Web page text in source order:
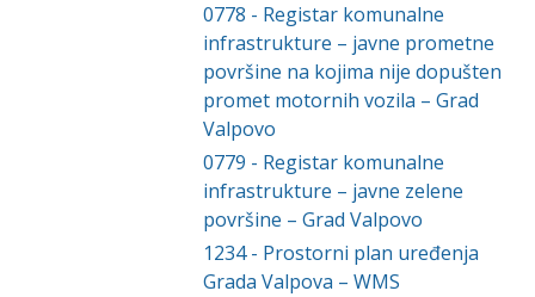
0778 - Registar komunalne
infrastrukture – javne prometne
površine na kojima nije dopušten
promet motornih vozila – Grad
Valpovo
0779 - Registar komunalne
infrastrukture – javne zelene
površine – Grad Valpovo
1234- Prostorni plan uređenja
Grada Valpova – WMS